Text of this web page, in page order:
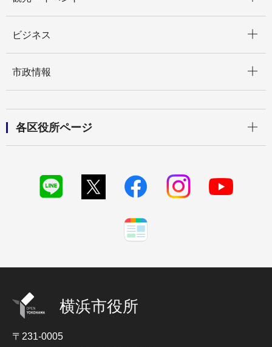
ビジネス
市政情報
各区役所ページ
横浜市役所
〒231-0005